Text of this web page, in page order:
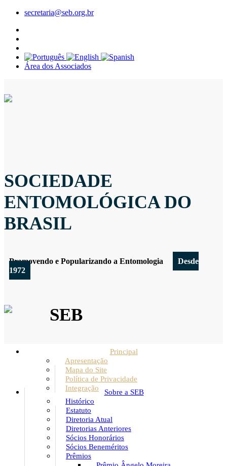
secretaria@seb.org.br
Área dos Associados
SOCIEDADE
ENTOMOLÓGICA DO
BRASIL
Promovendo e Popularizando a Entomologia
Desde
1972
SEB
Principal
Apresentação
Mapa do Site
Política de Privacidade
Integração
Sobre a SEB
Histórico
Estatuto
Diretoria Atual
Diretorias Anteriores
Sócios Honorários
Sócios Beneméritos
Prêmios